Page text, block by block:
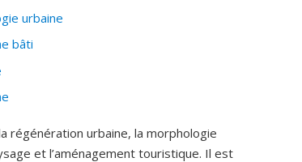
urbaine
bâti
régénération urbaine, la morphologie
et l’aménagement touristique. Il est